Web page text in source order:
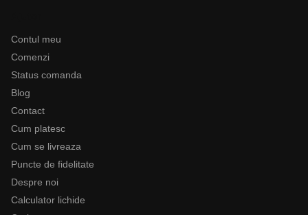
Contul meu
Comenzi
Status comanda
Blog
Contact
Cum platesc
Cum se livreaza
Puncte de fidelitate
Despre noi
Calculator lichide